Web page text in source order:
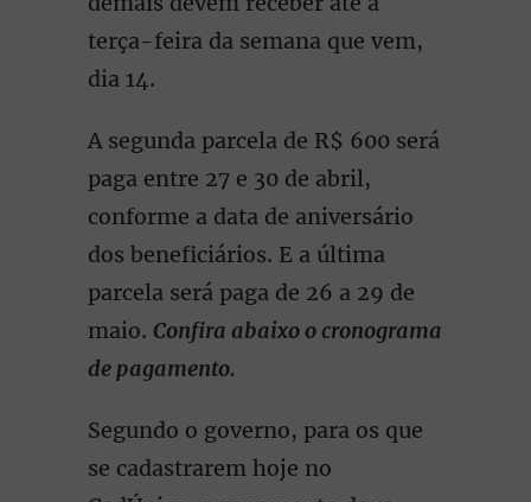
terça-feira da semana que vem,
dia 14.
A segunda parcela de R$ 600 será
paga entre 27 e 30 de abril,
conforme a data de aniversário
dos beneficiários. E a última
parcela será paga de 26 a 29 de
maio. Confira abaixo o cronograma
de pagamento.
Segundo o governo, para os que
se cadastrarem hoje no